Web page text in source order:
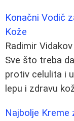
Konačni Vodič
Kože
Radimir Vidakov
Sve što treba
protiv celulita i
lepu i zdravu
Najbolje Kreme